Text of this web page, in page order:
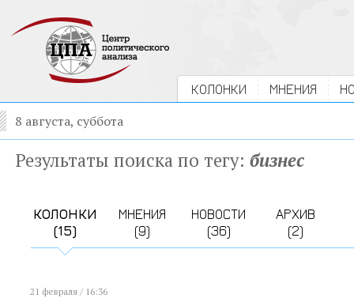
КОЛОНКИ МНЕНИЯ
8 августа, суббота
Результаты поиска по тегу: бизнес
КОЛОНКИ
(15)
МНЕНИЯ
(9)
НОВОСТИ
(36)
АРХИВ
(2)
21 февраля / 16:36